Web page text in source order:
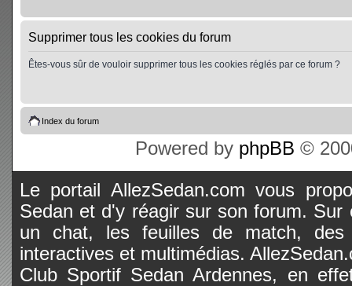
Supprimer tous les cookies du forum
Êtes-vous sûr de vouloir supprimer tous les cookies réglés par ce forum ?
Index du forum
Powered by phpBB ©
Le portail AllezSedan.com vous
Sedan et d'y réagir sur son forum.
un chat, les feuilles de match, des
interactives et multimédias.
Club Sportif Sedan Ardennes, en